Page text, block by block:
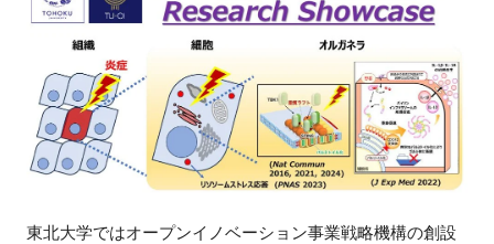
新規登録
イベント
プログラム
インタビュー・コラム
東北大学ではオープンイノベーション事業戦略機構の創設